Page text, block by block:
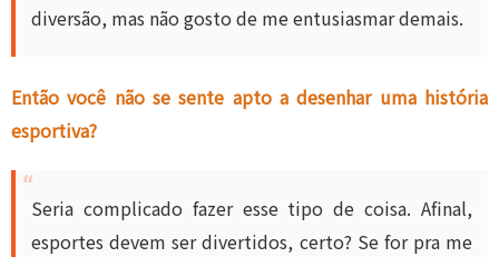
diversão, mas não gosto de me entusiasmar demais.
Então você não se sente apto a desenhar uma história
esportiva?
Seria complicado fazer esse tipo de coisa. Afinal,
esportes devem ser divertidos, certo? Se for pra me